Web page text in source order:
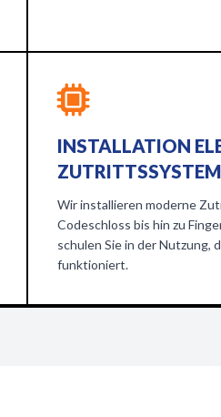
INSTALLATION
Wir installieren moderne
Codeschloss bis hin zu
schulen Sie in der Nutzung,
funktioniert.